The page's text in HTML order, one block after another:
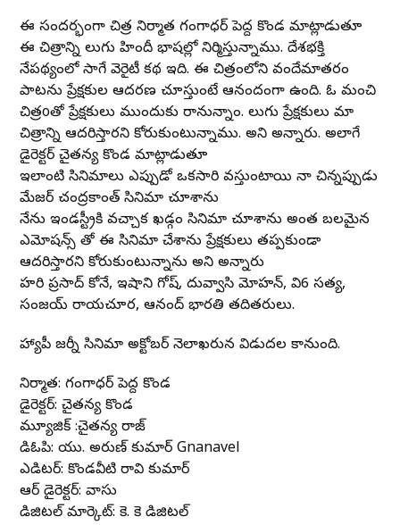
ఈ సందర్భంగా చిత్ర నిర్మాత గంగాధర్ పెద్ద కొండ మాట్లాడుతూ
ఈ చిత్రాన్ని తెలుగు హిందీ భాషల్లో నిర్మిస్తున్నాము. దేశభక్తి
నేపథ్యంలో సాగే వెరైటీ కథ ఇది. ఈ చిత్రంలోని వందేమాతరం
పాటను ప్రేక్షకుల ఆదరణ చూస్తుంటే ఆనందంగా ఉంది. ఓ మంచి
చిత్రoతో ప్రేక్షకులు ముందుకు రానున్నాం. తెలుగు ప్రేక్షకులు మా
చిత్రాన్ని ఆదరిస్తారని కోరుకుంటున్నాము. అని అన్నారు. అలాగే
డైరెక్టర్ చైతన్య కొండ మాట్లాడుతూ
ఇలాంటి సినిమాలు ఎప్పుడో ఒకసారి వస్తుంటాయి నా చిన్నప్పుడు
మేజర్ చంద్రకాంత్ సినిమా చూశాను
నేను ఇండస్ట్రీకి వచ్చాక ఖడ్గం సినిమా చూశాను అంత బలమైన
ఎమోషన్స్ తో ఈ సినిమా చేశాను ప్రేక్షకులు తప్పకుండా
ఆదరిస్తారని కోరుకుంటున్నాను అని అన్నారు
హరి ప్రసాద్ కోనే, ఇషాని గోష్, దువ్వాసి మోహన్, వి6 సత్య,
సంజయ్ రాయచూర, ఆనంద్ భారతి తదితరులు.
హ్యాపీ జర్నీ సినిమా అక్టోబర్ నెలాఖరున విడుదల కానుంది.
నిర్మాత: గంగాధర్ పెద్ద కొండ
డైరెక్టర్: చైతన్య కొండ
మ్యూజిక్ :చైతన్య రాజ్
డిఓపి: యు. అరుణ్ కుమార్ Gnanavel
ఎడిటర్: కొండవీటి రావి కుమార్
ఆర్ డైరెక్టర్: వాసు
డిజిటల్ మార్కెట్: కె. కె డిజిటల్